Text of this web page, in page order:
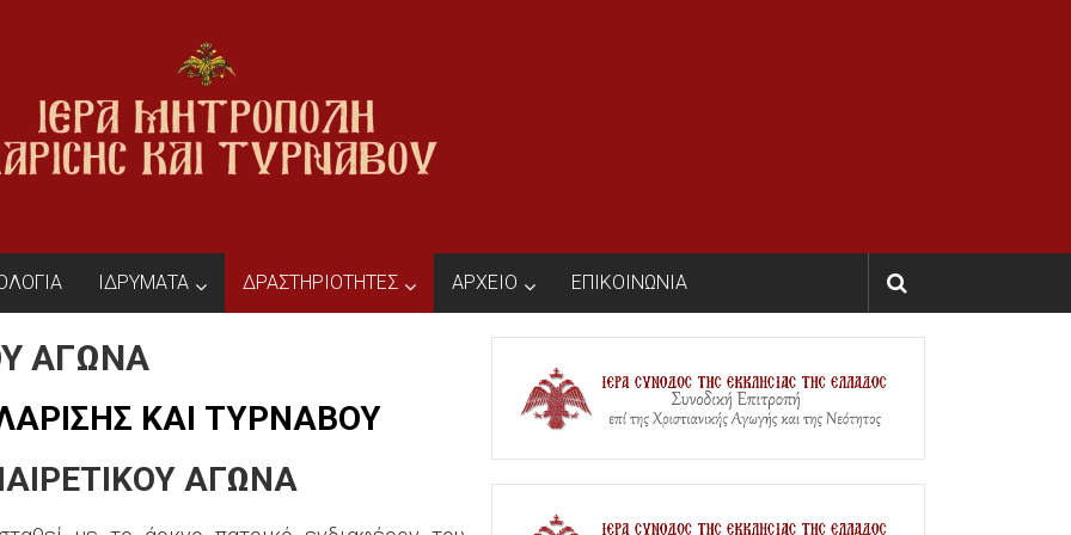
ΙΔΡΥΜΑΤΑ ΔΡΑΣΤΗΡΙΟΤΗΤΕΣ ΑΡΧΕΙΟ ΕΠΙΚΟΙΝΩΝΙΑ
ΑΓΩΝΑ
ΚΑΙ ΤΥΡΝΑΒΟΥ
ΑΓΩΝΑ